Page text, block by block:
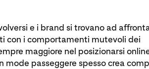
e i brand si trovano ad
con i comportamenti mutevoli dei
maggiore nel posizionarsi
mode passeggere spesso crea